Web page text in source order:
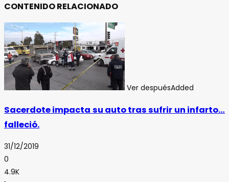
CONTENIDO RELACIONADO
Ver despuésAdded
Sacerdote impacta su auto tras sufrir un infarto…
falleció.
31/12/2019
0
4.9K